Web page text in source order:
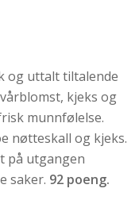
og uttalt tiltalende
kjeks og
munnfølelse.
nøtteskall og kjeks.
på utgangen
saker. 92 poeng.